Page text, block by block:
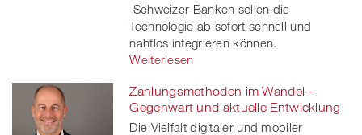
Schweizer Banken sollen die
Technologie ab sofort schnell und
nahtlos integrieren können.
Weiterlesen
Zahlungsmethoden im Wandel –
Gegenwart und aktuelle Entwicklung
Die Vielfalt digitaler und mobiler